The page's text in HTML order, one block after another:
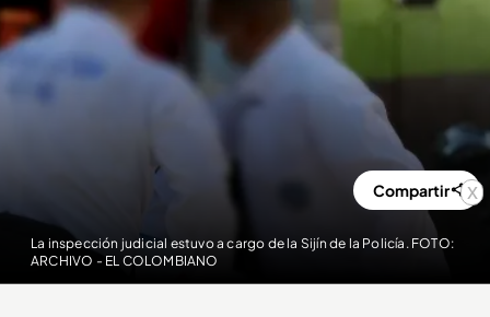
x
La inspección judicial estuvo a cargo de la Sijín de la Policía. FOTO:
ARCHIVO - EL COLOMBIANO
Compartir